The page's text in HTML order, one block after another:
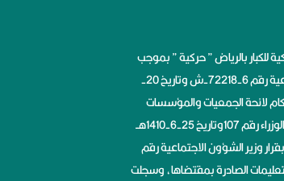
للكبار بالرياض ” حركية ” بموجب
خطاب وزارة الشؤون الإجتماعية رقم 6-72218-ش وتاريخ 20-
لأحكام لائحة الجمعيات والمؤسسات
الخيرية الصادرة بقرار مجلس الوزراء رقم 107وتاريخ 25-6-1410هــ
وزير الشؤون الاجتماعية رقم
30-1-1412هــ والتعليمات الصادرة بمقتضاها، وسجلت